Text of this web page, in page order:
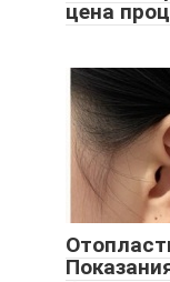
цена